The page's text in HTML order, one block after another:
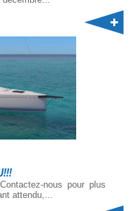
nous pour plus
attendu,...